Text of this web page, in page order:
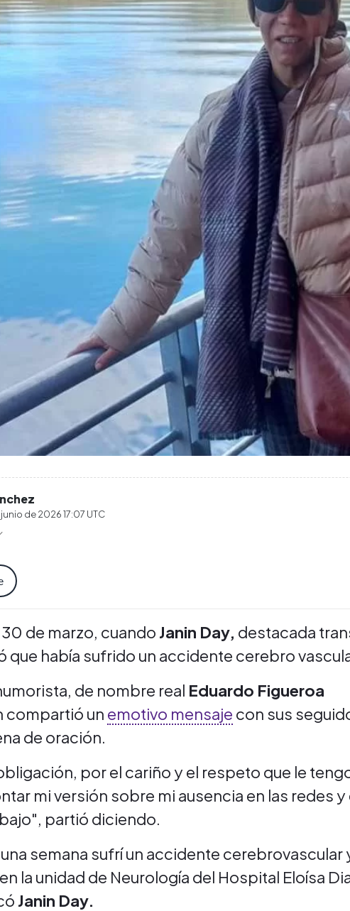
junio de 2026 17:07 UTC
de marzo, cuando Janin Day, destacada
que había sufrido un accidente cerebro
de nombre real Eduardo Figueroa
compartió un emotivo mensaje con sus
de oración.
por el cariño y el respeto que le
mi versión sobre mi ausencia en las redes y
partió diciendo.
semana sufrí un accidente cerebrovascular
la unidad de Neurología del Hospital Eloísa
Janin Day.